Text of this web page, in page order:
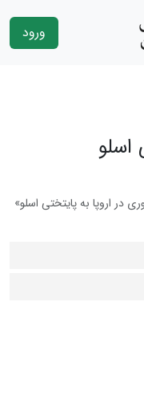
ورود
اسلو
اروپا به پایتختی اسلو»